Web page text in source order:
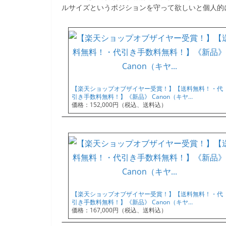
ルサイズというポジションを守って欲しいと個人的
【楽天ショップオブザイヤー受賞！】【送料無料！・代
引き手数料無料！】《新品》 Canon（キヤ…
価格：152,000円（税込、送料込）
【楽天ショップオブザイヤー受賞！】【送料無料！・代
引き手数料無料！】《新品》 Canon（キヤ…
価格：167,000円（税込、送料込）